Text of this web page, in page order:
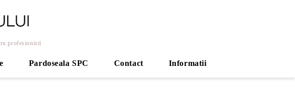
profesionisti
Pardoseala SPC Contact Informatii